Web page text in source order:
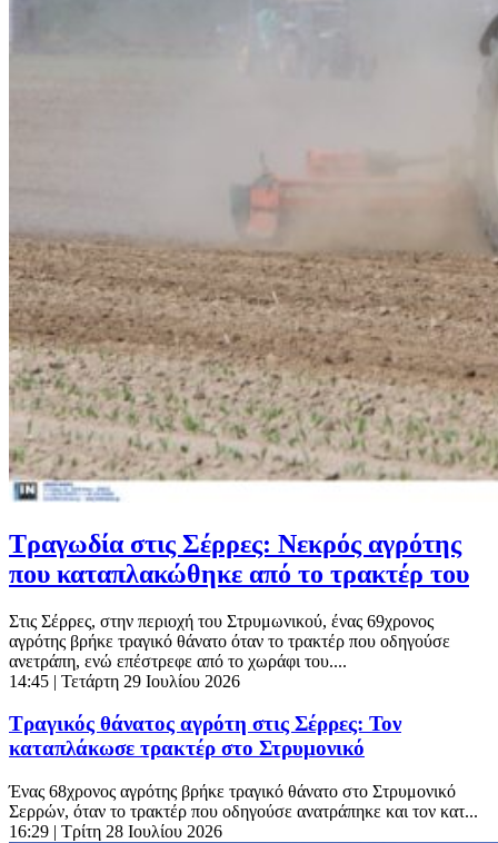
Τραγωδία στις Σέρρες: Νεκρός αγρότης
που καταπλακώθηκε από το τρακτέρ του
Στις Σέρρες, στην περιοχή του Στρυμωνικού, ένας 69χρονος
αγρότης βρήκε τραγικό θάνατο όταν το τρακτέρ που οδηγούσε
ανετράπη, ενώ επέστρεφε από το χωράφι του....
14:45 | Τετάρτη 29 Ιουλίου 2026
Τραγικός θάνατος αγρότη στις Σέρρες: Τον
καταπλάκωσε τρακτέρ στο Στρυμονικό
Ένας 68χρονος αγρότης βρήκε τραγικό θάνατο στο Στρυμονικό
Σερρών, όταν το τρακτέρ που οδηγούσε ανατράπηκε και τον κατ...
16:29 | Τρίτη 28 Ιουλίου 2026